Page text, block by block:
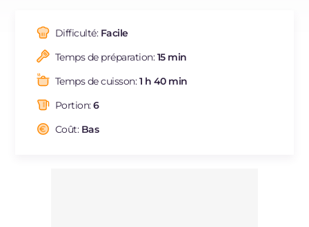
ES
DE
NL
Difficulté: Facile
Temps de préparation:15 min
Temps de cuisson:1 h 40 min
Portion:6
Coût: Bas